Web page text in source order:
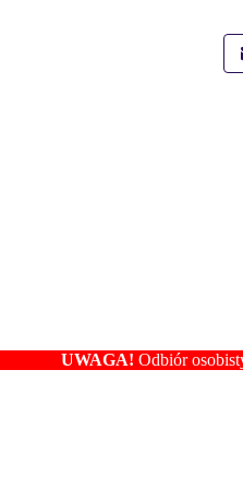
UWAGA!Odbiór osobisty